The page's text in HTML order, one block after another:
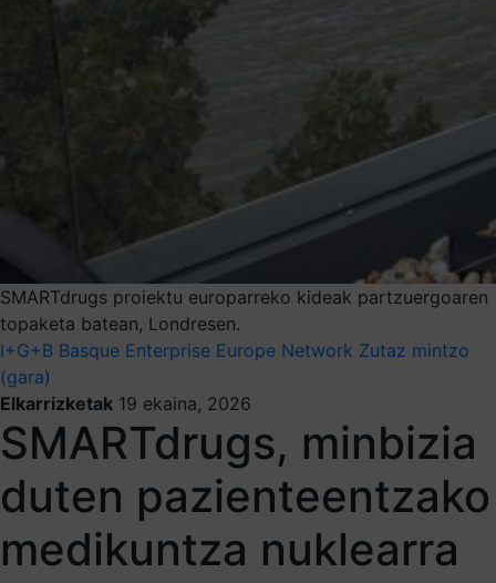
SMARTdrugs proiektu europarreko kideak partzuergoaren
topaketa batean, Londresen.
I+G+B Basque Enterprise Europe Network Zutaz mintzo
(gara)
Elkarrizketak 19 ekaina, 2026
SMARTdrugs, minbizia
duten pazienteentzako
medikuntza nuklearra